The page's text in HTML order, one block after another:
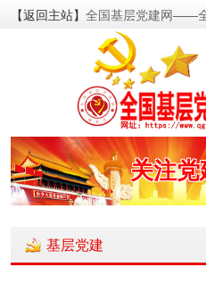
【返回主站】 全国基层党建网——全国性党建工
密切党
传递党
关注党
基层党建